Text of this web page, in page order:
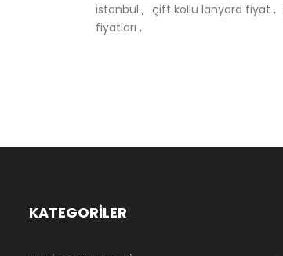
istanbul , çift kollu lanyard fiyat ,
fiyatları ,
KATEGORİLER